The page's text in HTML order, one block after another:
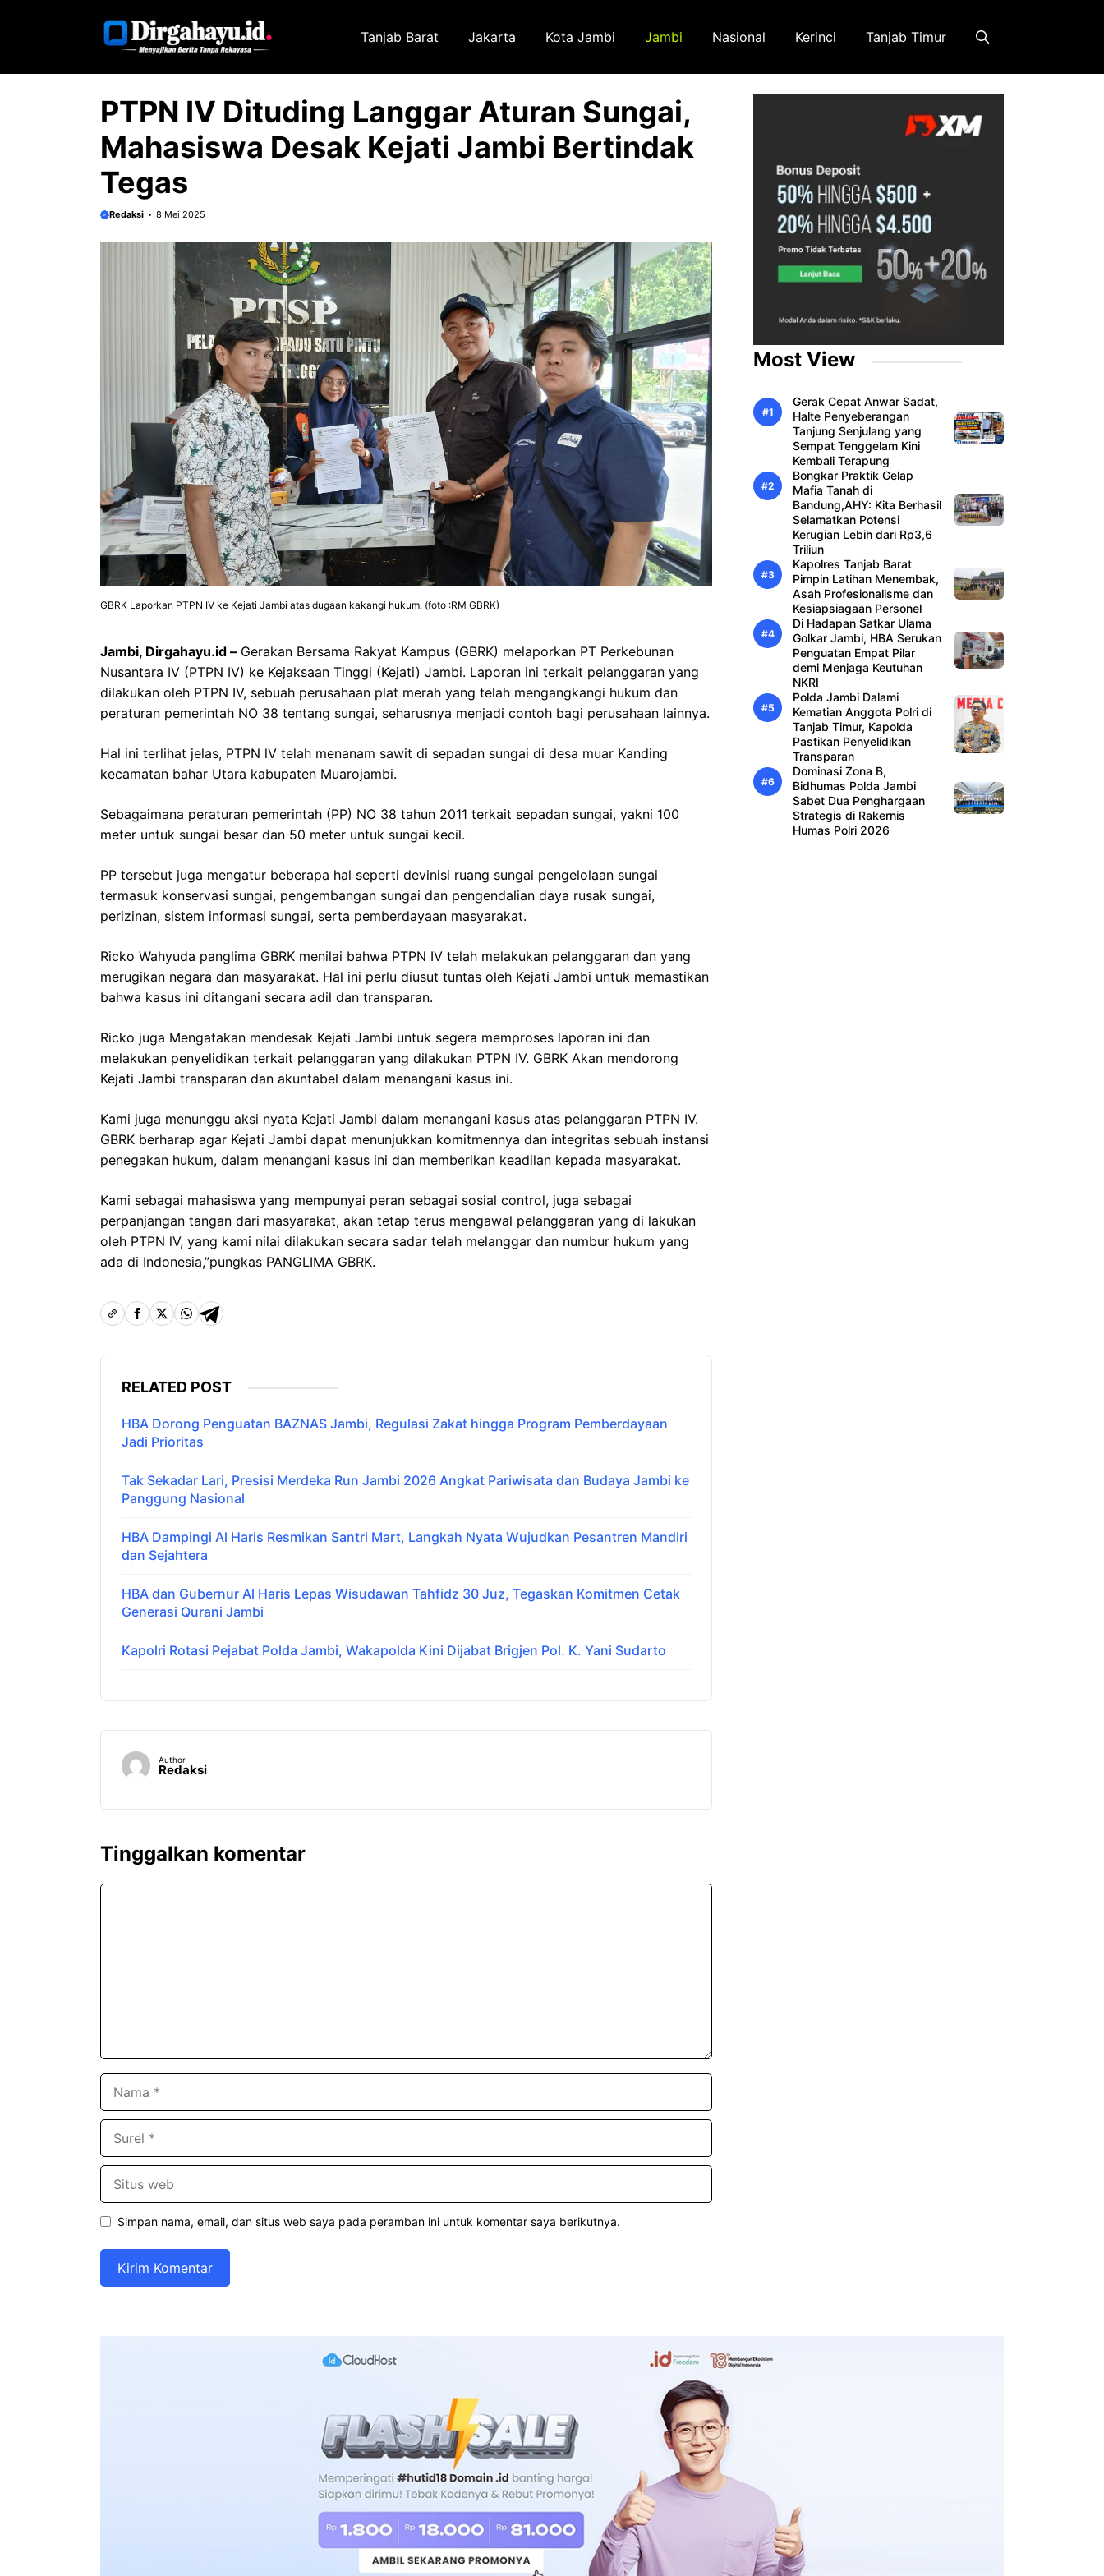
Tanjab Barat Jakarta Kota Jambi Jambi Nasional Kerinci Tanjab Timur
PTPN IV Dituding Langgar Aturan Sungai,
Mahasiswa Desak Kejati Jambi Bertindak
Tegas
Redaksi 8 Mei 2025
GBRK Laporkan PTPN IV ke Kejati Jambi atas dugaan kakangi hukum. (foto :RM GBRK)
Jambi, Dirgahayu.id – Gerakan Bersama Rakyat Kampus (GBRK) melaporkan PT Perkebunan
Nusantara IV (PTPN IV) ke Kejaksaan Tinggi (Kejati) Jambi. Laporan ini terkait pelanggaran yang
dilakukan oleh PTPN IV, sebuah perusahaan plat merah yang telah mengangkangi hukum dan
peraturan pemerintah NO 38 tentang sungai, seharusnya menjadi contoh bagi perusahaan lainnya.
Hal ini terlihat jelas, PTPN lV telah menanam sawit di sepadan sungai di desa muar Kanding
kecamatan bahar Utara kabupaten Muarojambi.
Sebagaimana peraturan pemerintah (PP) NO 38 tahun 2011 terkait sepadan sungai, yakni 100
meter untuk sungai besar dan 50 meter untuk sungai kecil.
PP tersebut juga mengatur beberapa hal seperti devinisi ruang sungai pengelolaan sungai
termasuk konservasi sungai, pengembangan sungai dan pengendalian daya rusak sungai,
perizinan, sistem informasi sungai, serta pemberdayaan masyarakat.
Ricko Wahyuda panglima GBRK menilai bahwa PTPN IV telah melakukan pelanggaran dan yang
merugikan negara dan masyarakat. Hal ini perlu diusut tuntas oleh Kejati Jambi untuk memastikan
bahwa kasus ini ditangani secara adil dan transparan.
Ricko juga Mengatakan mendesak Kejati Jambi untuk segera memproses laporan ini dan
melakukan penyelidikan terkait pelanggaran yang dilakukan PTPN IV. GBRK Akan mendorong
Kejati Jambi transparan dan akuntabel dalam menangani kasus ini.
Kami juga menunggu aksi nyata Kejati Jambi dalam menangani kasus atas pelanggaran PTPN IV.
GBRK berharap agar Kejati Jambi dapat menunjukkan komitmennya dan integritas sebuah instansi
penegakan hukum, dalam menangani kasus ini dan memberikan keadilan kepada masyarakat.
Kami sebagai mahasiswa yang mempunyai peran sebagai sosial control, juga sebagai
perpanjangan tangan dari masyarakat, akan tetap terus mengawal pelanggaran yang di lakukan
oleh PTPN lV, yang kami nilai dilakukan secara sadar telah melanggar dan numbur hukum yang
ada di Indonesia,”pungkas PANGLIMA GBRK.
RELATED POST
HBA Dorong Penguatan BAZNAS Jambi, Regulasi Zakat hingga Program Pemberdayaan
Jadi Prioritas
Tak Sekadar Lari, Presisi Merdeka Run Jambi 2026 Angkat Pariwisata dan Budaya Jambi ke
Panggung Nasional
HBA Dampingi Al Haris Resmikan Santri Mart, Langkah Nyata Wujudkan Pesantren Mandiri
dan Sejahtera
HBA dan Gubernur Al Haris Lepas Wisudawan Tahfidz 30 Juz, Tegaskan Komitmen Cetak
Generasi Qurani Jambi
Kapolri Rotasi Pejabat Polda Jambi, Wakapolda Kini Dijabat Brigjen Pol. K. Yani Sudarto
Author
Redaksi
Tinggalkan komentar
Simpan nama, email, dan situs web saya pada peramban ini untuk komentar saya berikutnya.
Most View
Gerak Cepat Anwar Sadat,
Halte Penyeberangan
Tanjung Senjulang yang
Sempat Tenggelam Kini
Kembali Terapung
Bongkar Praktik Gelap
Mafia Tanah di
Bandung,AHY: Kita Berhasil
Selamatkan Potensi
Kerugian Lebih dari Rp3,6
Triliun
Kapolres Tanjab Barat
Pimpin Latihan Menembak,
Asah Profesionalisme dan
Kesiapsiagaan Personel
Di Hadapan Satkar Ulama
Golkar Jambi, HBA Serukan
Penguatan Empat Pilar
demi Menjaga Keutuhan
NKRI
Polda Jambi Dalami
Kematian Anggota Polri di
Tanjab Timur, Kapolda
Pastikan Penyelidikan
Transparan
Dominasi Zona B,
Bidhumas Polda Jambi
Sabet Dua Penghargaan
Strategis di Rakernis
Humas Polri 2026